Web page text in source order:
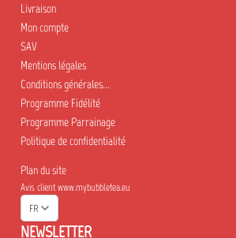
Livraison
Mon compte
SAV
Mentions légales
Conditions générales...
Programme Fidélité
Programme Parrainage
Politique de confidentialité
Plan du site
Avis client www.mybubbletea.eu
FR
NEWSLETTER